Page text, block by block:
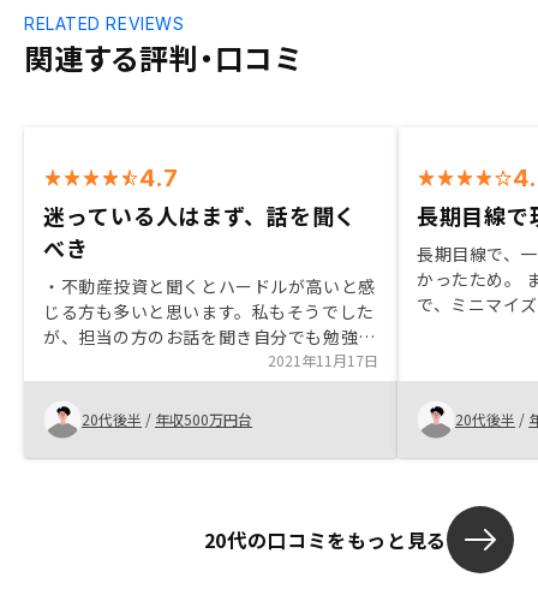
関連する評判・口コミ
RELATED REVIEWS
4.7
迷っている人はまず、話を聞く
べき
・不動産投資と聞くとハードルが高いと感
じる方も多いと思います。私もそうでした
が、担当の方のお話を聞き自分でも勉強す
る事で、メリットが多いことに気付き、不
動産購入の決心をしました。一度お話を聞
くだけでもいいので、迷っている方はお話
を聞くべきだと思います。勉強にもなりま
すし、、 ・担当の方とのお話の中では、
問させて頂きましたが、嫌な素振りもなく
2021年11月17日
20代後半 / 年収500万円台
長期目線で
長期目線で、
かったため。
で、ミニマイ
で、信頼でき
20代後半 /
20代の口コミをもっと見る